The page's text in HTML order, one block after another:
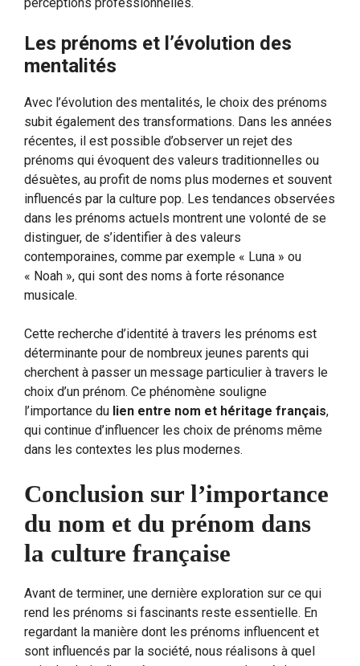
Les prénoms et l’évolution des
mentalités
Avec l’évolution des mentalités, le choix des prénoms
subit également des transformations. Dans les années
récentes, il est possible d’observer un rejet des
prénoms qui évoquent des valeurs traditionnelles ou
désuètes, au profit de noms plus modernes et souvent
influencés par la culture pop. Les tendances observées
dans les prénoms actuels montrent une volonté de se
distinguer, de s’identifier à des valeurs
contemporaines, comme par exemple « Luna » ou
« Noah », qui sont des noms à forte résonance
musicale.
Cette recherche d’identité à travers les prénoms est
déterminante pour de nombreux jeunes parents qui
cherchent à passer un message particulier à travers le
choix d’un prénom. Ce phénomène souligne
l’importance du lien entre nom et héritage français,
qui continue d’influencer les choix de prénoms même
dans les contextes les plus modernes.
Conclusion sur l’importance
du nom et du prénom dans
la culture française
Avant de terminer, une dernière exploration sur ce qui
rend les prénoms si fascinants reste essentielle. En
regardant la manière dont les prénoms influencent et
sont influencés par la société, nous réalisons à quel